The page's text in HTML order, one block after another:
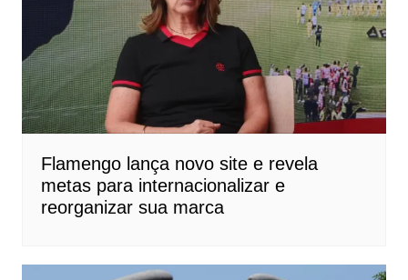
Flamengo lança novo site e revela
metas para internacionalizar e
reorganizar sua marca